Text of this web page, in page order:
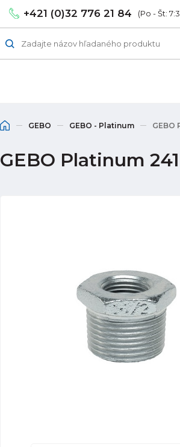
+421 (0)32 776 21 84 (Po - Št:
GEBO GEBO - Platinum GEBO
GEBO Platinum